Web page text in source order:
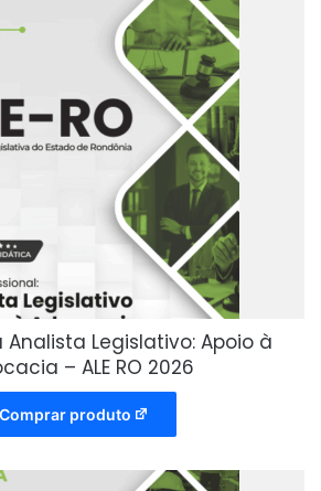
Legislativo: Apoio à
– ALE RO 2026
Comprar produto